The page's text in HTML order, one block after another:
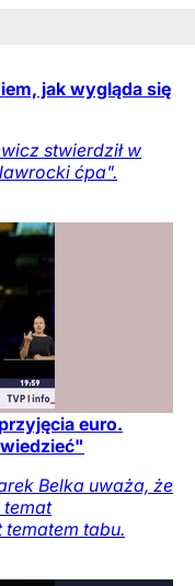
jak wygląda się
stwierdził w
ćpa".
euro.
Belka uważa, że
temat
tabu.